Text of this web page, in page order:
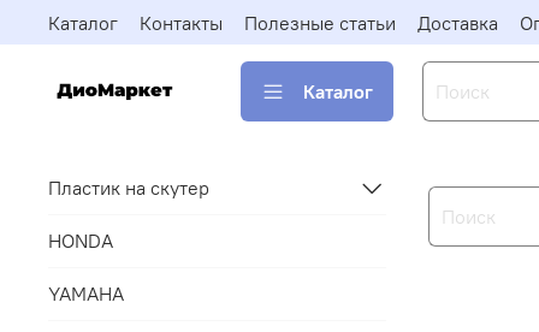
Каталог Контакты Полезные статьи Доставка
Каталог
Пластик на скутер
HONDA
YAMAHA